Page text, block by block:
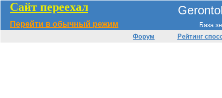
Сайт переехал
База
Перейти в обычный режим
Форум Рейтинг